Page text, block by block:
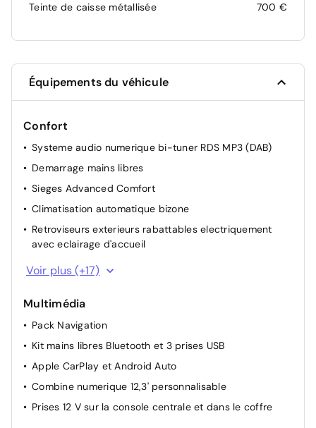
Teinte de caisse métallisée 700 €
Équipements du véhicule
Confort
Systeme audio numerique bi-tuner RDS MP3 (DAB)
Demarrage mains libres
Sieges Advanced Comfort
Climatisation automatique bizone
Retroviseurs exterieurs rabattables electriquement
avec eclairage d'accueil
Boitier telematique : Appel d'urgence et Citroen
Assistance
Plancher de coffre escamotable
Acces mains libres
Volant reglable en hauteur et en profondeur
Suspension Citroen Advanced Comfort
Siege conducteur avec reglage lombaire
Camera de recul avec Top Rear Vision
Voir plus (+17)
Multimédia
Pack Navigation
Kit mains libres Bluetooth et 3 prises USB
Apple CarPlay et Android Auto
Combine numerique 12,3' personnalisable
Prises 12 V sur la console centrale et dans le coffre